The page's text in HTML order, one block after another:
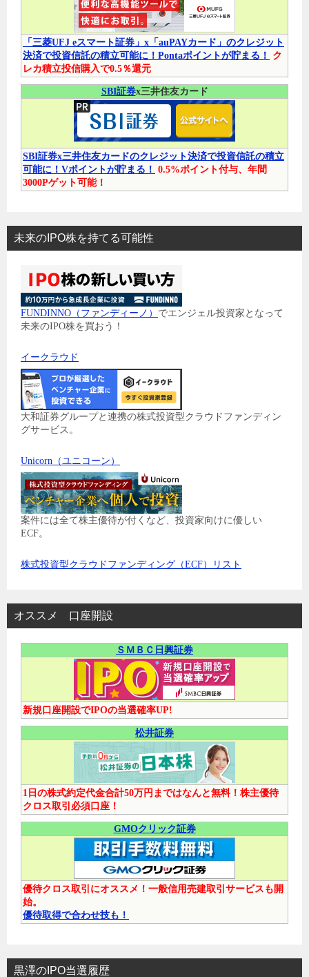
「三菱UFJ eスマート証券」x「auPAYカード」のクレジット
決済で投資信託の積立可能に！Pontaポイントが貯まる！
ク
レカ積立投信購入で0.5％還元
SBI証券x三井住友カード
SBI証券x三井住友カードのクレジット決済で投資信託の積立
可能に！Vポイントが貯まる！ 0.5%ポイント付与、年間
3000Pゲット可能！
未来のIPO株を持てる可能性
FUNDINNO（ファンディーノ） でエンジェル投資家となって
未来のIPO株を買おう！
イークラウド
大和証券グループと連携の株式投資型クラウドファンディン
グサービス。
Unicorn（ユニコーン）
案件には全て株主優待が付くなど、投資家向けに優しい
ECF。
株式投資型クラウドファンディング（ECF）リスト
オススメ 口座開設
ＳＭＢＣ日興証券
新規口座開設でIPOの当選確率UP!
松井証券
1日の株式約定代金合計50万円まではなんと無料！株主優待
クロス取引必須口座！
GMOクリック証券
優待クロス取引にオススメ！一般信用売建取引サービスも開
始。
優待取得で合わせ技も！
黒澤のIPO当選履歴